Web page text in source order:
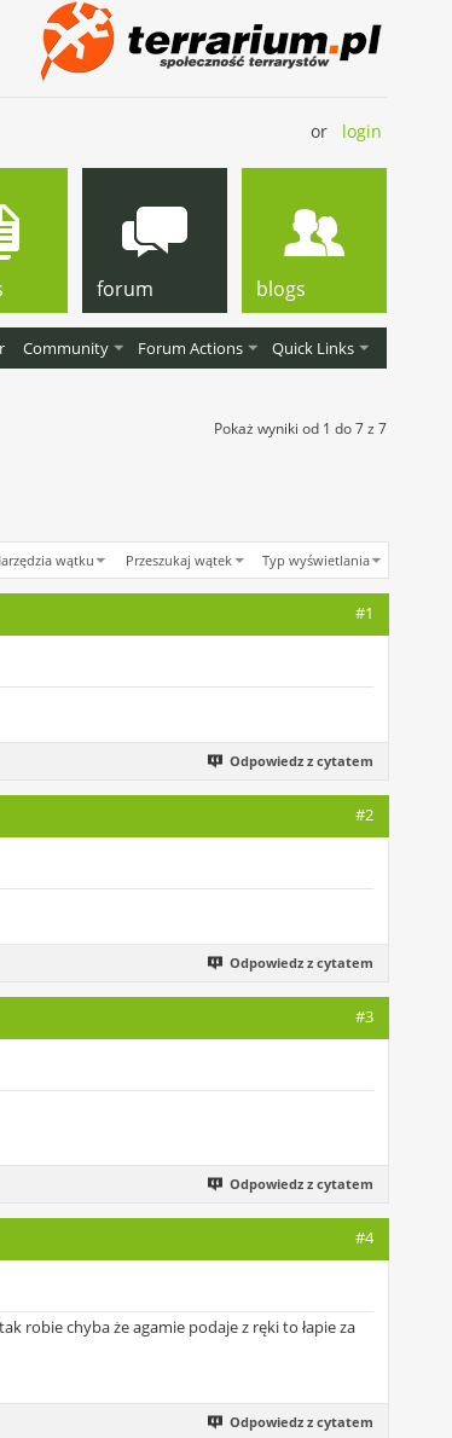
or login
forum
Community Forum Actions Quick Links
blogs
Pokaż wyniki od 1 do 7 z 7
wątku Przeszukaj wątek Typ wyświetlania
#1
Odpowiedz z cytatem
#2
Odpowiedz z cytatem
#3
Odpowiedz z cytatem
#4
robie chyba że agamie podaje z ręki to łapie za
Odpowiedz z cytatem